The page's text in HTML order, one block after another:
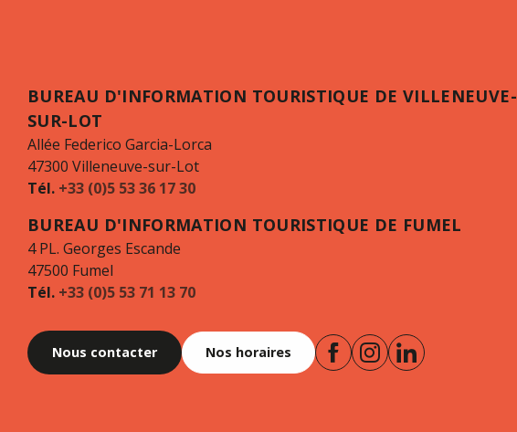
BUREAU D'INFORMATION TOURISTIQUE DE VILLENEUVE-
SUR-LOT
Allée Federico Garcia-Lorca
47300 Villeneuve-sur-Lot
Tél. +33 (0)5 53 36 17 30
BUREAU D'INFORMATION TOURISTIQUE DE FUMEL
4 PL. Georges Escande
47500 Fumel
Tél. +33 (0)5 53 71 13 70
Nous contacter Nos horaires